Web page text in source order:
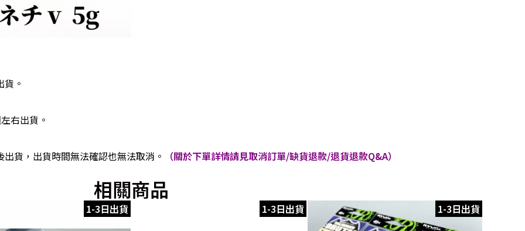
。
右出貨。
貨，出貨時間無法確認也無法取消。 （關於下單詳情請見取消訂單/缺貨退款/退貨退款Q&A）
相關商品
1-3日出貨 1-3日出貨 1-3日出貨